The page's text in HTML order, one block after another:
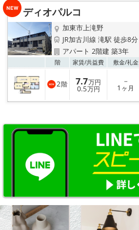
ディオパルコ
加東市上滝野
JR加古川線 滝駅 徒歩8分
アパート 2階建 築3年
階 家賃/共益費 敷金/礼金
2階 7.7万円
0.5万円
－
1 ヶ月